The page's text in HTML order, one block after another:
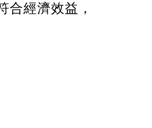
合經濟效益，